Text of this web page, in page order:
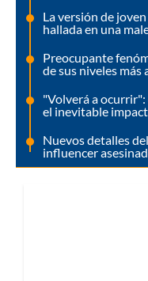
La versión de
hallada en una
Preocupante
de sus niveles más
"Volverá a
el inevitable
Nuevos detalles
influencer